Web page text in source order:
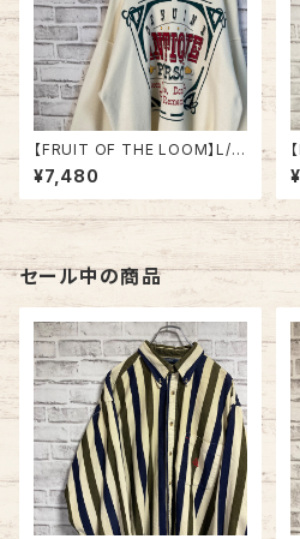
【FRUIT OF THE LOOM】L/S
Sweat XL 90s Made in US
A アート系 スウェット トレーナ
ー USA製 アートワーク セリフ
1993 アメリカ USA 古着
¥7,480
セール中の商品